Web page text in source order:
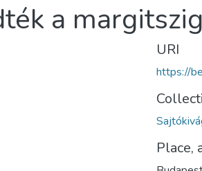
a
URI
https://
Place,